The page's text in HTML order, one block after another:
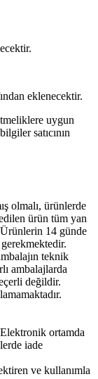
eklenecektir.
uygun
satıcının
olmalı, ürünlerde
ürün tüm yan
14 günde
teknik
ambalajlarda
değildir.
ortamda
iade
ve kullanımla